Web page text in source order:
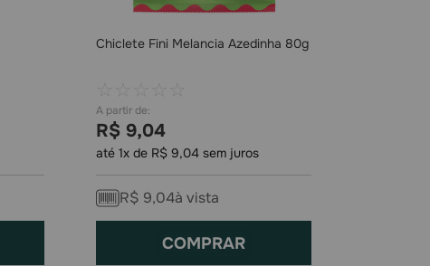
Chiclete Fini Melancia Azedinha 80g
R$ 9,04
até1x de R$ 9,04 sem juros
R$ 9,04à vista
COMPRAR